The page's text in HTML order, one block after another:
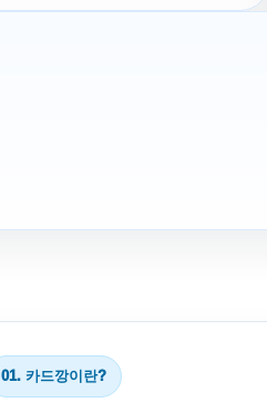
01. 카드깡이란?